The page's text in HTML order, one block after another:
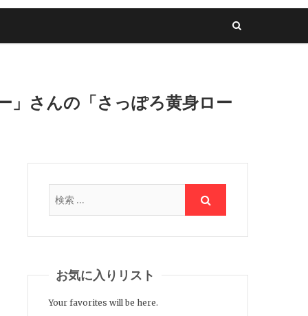
」さんの「さっぽろ黄身ロー
お気に入りリスト
Your favorites will be here.